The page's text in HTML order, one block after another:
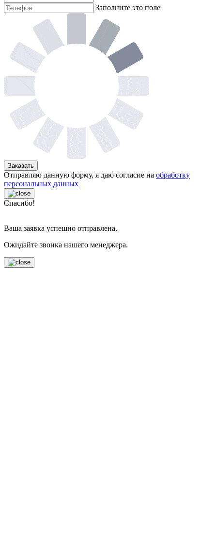
Заполните это поле
Заказать
Отправляю данную форму, я даю согласие на обработку
персональных данных
Спасибо!
Ваша заявка успешно отправлена.
Ожидайте звонка нашего менеджера.